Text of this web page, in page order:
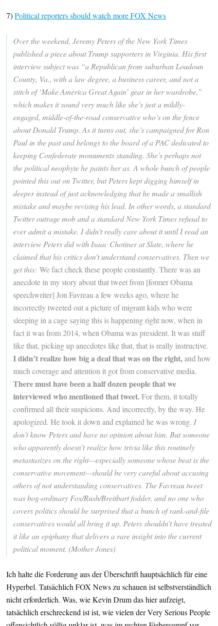
7)Political reporters should watch more FOX News
Over the weekend, Jeremy Peters of the New York Times
published a piece about Trump supporters in Virginia. His first
interview subject was “a Republican from suburban Loudoun
County, Va., with a law degree, a business career, and not a
stitch of ‘Make America Great Again’ gear in her wardrobe,”
which makes it sound very much like she’s just a mildly-
engaged, middle-of-the-road conservative who’s on the fence
about Donald Trump. As it turns out, she’s campaigned for Ron
Paul in the past and belongs to the board of a PAC dedicated to
keeping Confederate monuments standing. She’s perhaps not
the political neophyte he paints her as. A whole bunch of people
pointed this out on Twitter, but Peters kept digging himself in
deeper instead of just acknowledging that he made a smallish
mistake and maybe revising his lead. In other words, a standard
Twitter outrage mob and a standard New York Times refusal to
ever admit a mistake. I didn’t really care about it until I read an
interview Peters did with Isaac Chotiner at Slate, where he
claimed that his critics don’t understand conservatives. Then we
get this: We fact check these people constantly. There was an
anecdote in my story about that tweet from [former Obama
speechwriter] Jon Favreau a few weeks ago, where he
incorrectly tweeted out a picture of migrant kids who were
sleeping in a cage saying this is happening right now, when in
fact it was from 2014, when Obama was president. It was stuff
like that, picking up anecdotes like that, that is really instructive.
I didn’t realize how big a deal that was on the right,and how
much coverage and attention it got from conservative media.
There must have been a half dozen people that we
interviewed who mentioned that tweet.For them, it totally
confirmed all their suspicions. And incorrectly, by the way. He
apologized. He took it down and explained he was wrong. I
don’t know Peters and have no opinion about him. But someone
who apparently doesn’t realize how trivia like this routinely
metastasizes on the right—especially someone whose beat is the
conservative movement—should be very careful about accusing
others of not understanding conservatives. The Favreau tweet
was bog-ordinary Fox/Rush/Breitbart fodder, and no one who
covers politics should be surprised that a bunch of rank-and-file
conservatives would all bring it up. Peters shouldn’t have treated
it like an epiphany that delivers a rare insight into the current
political moment. (Mother Jones)
Ich halte die Forderung aus der Überschrift hauptsächlich für eine
Hyperbel. Tatsächlich FOX News zu schauen ist selbstverständlich
nicht erforderlich. Was, wie Kevin Drum das hier aufzeigt,
tatsächlich erschreckend ist ist, wie vielen der Very Serious People